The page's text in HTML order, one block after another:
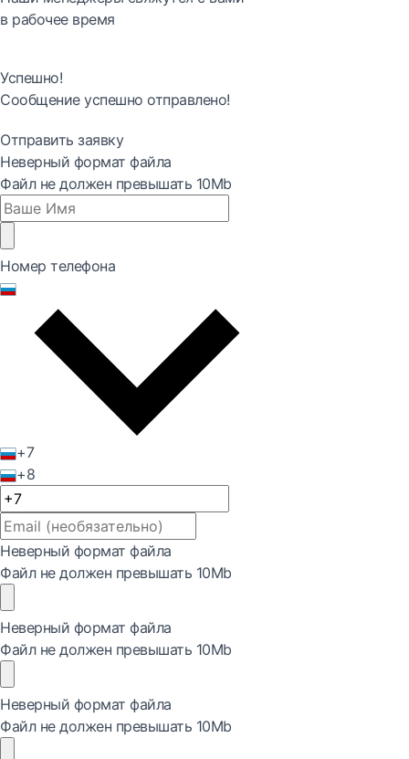
в рабочее время
Успешно!
Сообщение успешно отправлено!
Отправить заявку
Неверный формат файла
Файл не должен превышать 10Mb
Номер телефона
+7
+8
Неверный формат файла
Файл не должен превышать 10Mb
Неверный формат файла
Файл не должен превышать 10Mb
Неверный формат файла
Файл не должен превышать 10Mb